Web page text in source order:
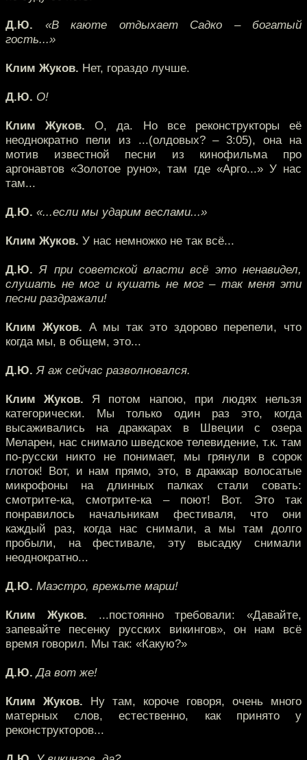
Д.Ю. «В каюте отдыхает Садко – богатый
гость...»
Клим Жуков. Нет, гораздо лучше.
Д.Ю. О!
Клим Жуков. О, да. Но все реконструкторы её
неоднократно пели из ...(олдовых? – 3:05), она на
мотив известной песни из кинофильма про
аргонавтов «Золотое руно», там где «Арго...» У нас
там...
Д.Ю. «...если мы ударим веслами...»
Клим Жуков. У нас немножко не так всё...
Д.Ю. Я при советской власти всё это ненавидел,
слушать не мог и кушать не мог – так меня эти
песни раздражали!
Клим Жуков. А мы так это здорово перепели, что
когда мы, в общем, это...
Д.Ю. Я аж сейчас разволновался.
Клим Жуков. Я потом напою, при людях нельзя
категорически. Мы только один раз это, когда
высаживались на драккарах в Швеции с озера
Меларен, нас снимало шведское телевидение, т.к. там
по-русски никто не понимает, мы грянули в сорок
глоток! Вот, и нам прямо, это, в драккар волосатые
микрофоны на длинных палках стали совать:
смотрите-ка, смотрите-ка – поют! Вот. Это так
понравилось начальникам фестиваля, что они
каждый раз, когда нас снимали, а мы там долго
пробыли, на фестивале, эту высадку снимали
неоднократно...
Д.Ю. Маэстро, врежьте марш!
Клим Жуков. ...постоянно требовали: «Давайте,
запевайте песенку русских викингов», он нам всё
время говорил. Мы так: «Какую?»
Д.Ю. Да вот же!
Клим Жуков. Ну там, короче говоря, очень много
матерных слов, естественно, как принято у
реконструкторов...